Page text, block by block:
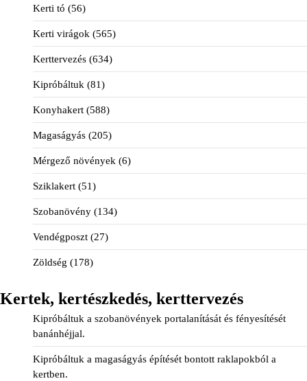
Kerti tó (56)
Kerti virágok (565)
Kerttervezés (634)
Kipróbáltuk (81)
Konyhakert (588)
Magaságyás (205)
Mérgező növények (6)
Sziklakert (51)
Szobanövény (134)
Vendégposzt (27)
Zöldség (178)
Kertek, kertészkedés, kerttervezés
Kipróbáltuk a szobanövények portalanítását és fényesítését
banánhéjjal.
Kipróbáltuk a magaságyás építését bontott raklapokból a
kertben.